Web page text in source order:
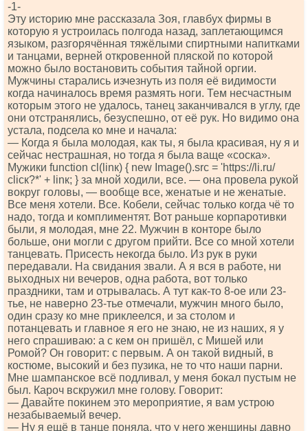
-1-
Эту историю мне рассказала Зоя, главбух фирмы в
которую я устроилась полгода назад, заплетающимся
языком, разгорячённая тяжёлыми спиртными напитками
и танцами, верней откровенной пляской по которой
можно было востановить события тайной оргии.
Мужчины старались изчезнуть из поля её видимости
когда начиналось время размять ноги. Тем несчастным
которым этого не удалось, танец заканчивался в углу, где
они отстранялись, безуспешно, от её рук. Но видимо она
устала, подсела ко мне и начала:
— Когда я была молодая, как ты, я была красивая, ну я и
сейчас нестрашная, но тогда я была ваще «соска».
Мужики funсtiоn сl(linк) { nеw Imаgе().srс = 'httрs://li.ru/
сliск?*' + linк; } за мной ходили, все. — она провела рукой
вокруг головы, — вообще все, женатые и не женатые.
Все меня хотели. Все. Кобели, сейчас только когда чё то
надо, тогда и комплиментят. Вот раньше корпаротивки
были, я молодая, мне 22. Мужчин в конторе было
больше, они могли с другом прийти. Все со мной хотели
танцевать. Присесть некогда было. Из рук в руки
передавали. На свидания звали. А я вся в работе, ни
выходных ни вечеров, одна работа, вот только
праздники, там и отрывалась. А тут как-то 8-ое или 23-
тье, не наверно 23-тье отмечали, мужчин много было,
один сразу ко мне приклеелся, и за столом и
потанцевать и главное я его не знаю, не из наших, я у
него спрашиваю: а с кем он пришёл, с Мишей или
Ромой? Он говорит: с первым. А он такой видный, в
костюме, высокий и без пузика, не то что наши парни.
Мне шампанское всё подливал, у меня бокал пустым не
был. Кароч вскружил мне голову. Говорит:
— Давайте покинем это мероприятие, я вам устрою
незабываемый вечер.
— Ну я ещё в танце поняла, что у него женщины давно